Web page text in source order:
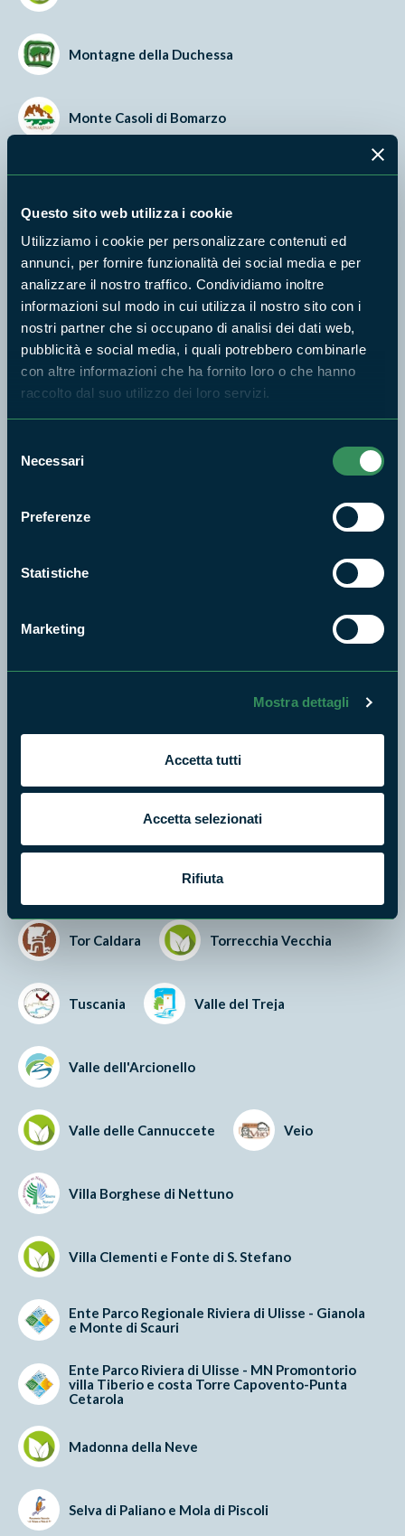
Questo sito web utilizza i cookie
Utilizziamo i cookie per personalizzare contenuti ed
annunci, per fornire funzionalità dei social media e per
analizzare il nostro traffico. Condividiamo inoltre
informazioni sul modo in cui utilizza il nostro sito con i
nostri partner che si occupano di analisi dei dati web,
pubblicità e social media, i quali potrebbero combinarle
con altre informazioni che ha fornito loro o che hanno
raccolto dal suo utilizzo dei loro servizi.
delNecessari
Preferenze
Statistiche
Marketing
Mostra dettagli
Accetta tutti
Accetta selezionati
Rifiuta
Montagne della Duchessa
Monte Casoli di Bomarzo
Monte Catillo
Monte Navegna e Monte Cervia
Monte Rufeno Monte Soratte
Montecassino Monterano
Nazzano, Tevere - Farfa Nomentum
Selva del Lamone
Tenuta di Castelporziano
Tor Caldara Torrecchia Vecchia
Tuscania Valle del Treja
Valle dell'Arcionello
Valle delle Cannuccete Veio
Villa Borghese di Nettuno
Villa Clementi e Fonte di S. Stefano
Ente Parco Regionale Riviera di Ulisse - Gianola
e Monte di Scauri
Ente Parco Riviera di Ulisse - MN Promontorio
villa Tiberio e costa Torre Capovento-Punta
Cetarola
Madonna della Neve
Selva di Paliano e Mola di Piscoli